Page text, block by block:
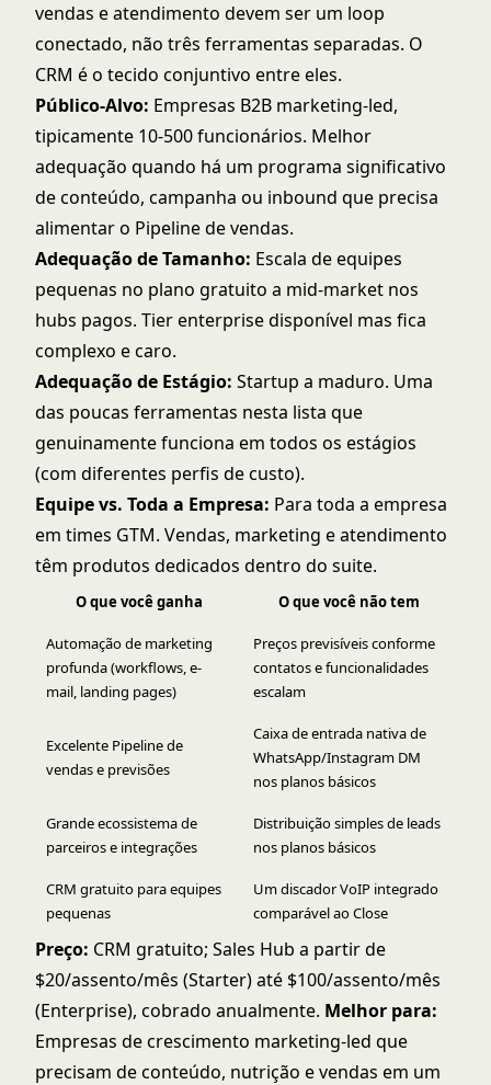
vendas e atendimento devem ser um loop
conectado, não três ferramentas separadas. O
CRM é o tecido conjuntivo entre eles.
Público-Alvo: Empresas B2B marketing-led,
tipicamente 10-500 funcionários. Melhor
adequação quando há um programa significativo
de conteúdo, campanha ou inbound que precisa
alimentar o Pipeline de vendas.
Adequação de Tamanho: Escala de equipes
pequenas no plano gratuito a mid-market nos
hubs pagos. Tier enterprise disponível mas fica
complexo e caro.
Adequação de Estágio: Startup a maduro. Uma
das poucas ferramentas nesta lista que
genuinamente funciona em todos os estágios
(com diferentes perfis de custo).
Equipe vs. Toda a Empresa: Para toda a empresa
em times GTM. Vendas, marketing e atendimento
têm produtos dedicados dentro do suite.
O que você ganha O que você não tem
Automação de marketing
profunda (workflows, e-
mail, landing pages)
Preços previsíveis conforme
contatos e funcionalidades
escalam
Excelente Pipeline de
vendas e previsões
Caixa de entrada nativa de
WhatsApp/Instagram DM
nos planos básicos
Grande ecossistema de
parceiros e integrações
Distribuição simples de leads
nos planos básicos
CRM gratuito para equipes
pequenas
Um discador VoIP integrado
comparável ao Close
Preço: CRM gratuito; Sales Hub a partir de
$20/assento/mês (Starter) até $100/assento/mês
(Enterprise), cobrado anualmente. Melhor para:
Empresas de crescimento marketing-led que
precisam de conteúdo, nutrição e vendas em um